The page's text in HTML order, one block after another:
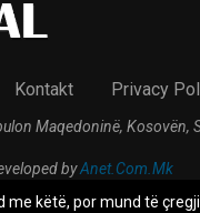
Kontakt Privacy
Maqedoninë, Kosovën,
byAnet.Com.Mk
këtë, por mund të